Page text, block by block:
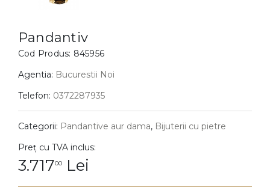
Cercei
Bratari
Coliere
Lanturi
Pandantive
Inele
Pandantiv
Cod Produs: 845956
Agentia: Bucurestii Noi
Telefon: 0372287935
Categorii: Pandantive aur dama, Bijuterii cu pietre
Preț cu TVA inclus:
3.71700 Lei